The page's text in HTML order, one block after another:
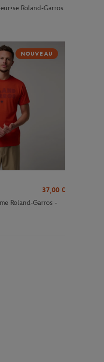
Roland-Garros
NOUVEAU
37,00 €
Roland-Garros -